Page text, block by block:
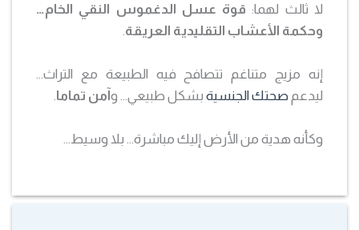
لا ثالث لهما: قوة عسل الدغموس النقي الخام…
وحكمة الأعشاب التقليدية العريقة.
إنه مزيج متناغم تتصافح فيه الطبيعة مع التراث…
ليدعمصحتك الجنسيةبشكل طبيعي… وآمن تماما.
وكأنه هدية من الأرض إليك مباشرة… بلا وسيط…